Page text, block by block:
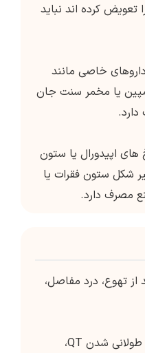
تعویض کرده اند نباید
خاصی مانند
یا مخمر سنت جان
های اپیدورال یا ستون
شکل ستون فقرات یا
مصرف دارد.
از تهوع، درد مفاصل،
عوارض جانبی جدی شامل طولانی شدن QT،